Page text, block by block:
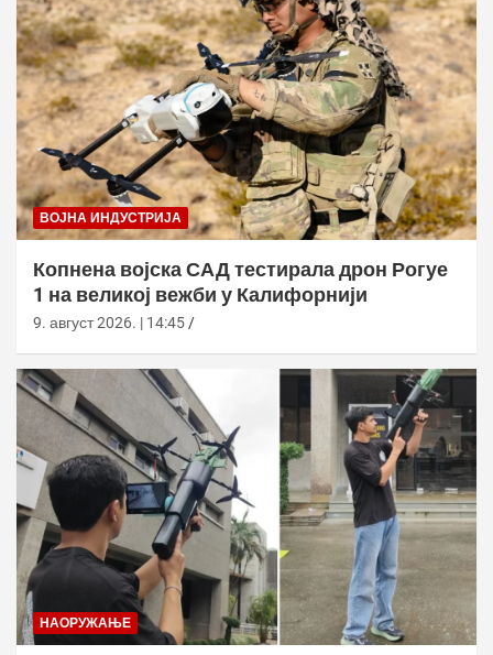
ВОЈНА ИНДУСТРИЈА
Копнена војска САД тестирала дрон Рогуе
1 на великој вежби у Калифорнији
9. август 2026. | 14:45
НАОРУЖАЊЕ